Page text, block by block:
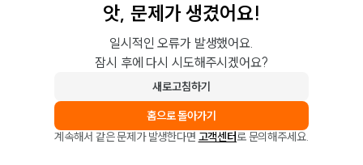
앗, 문제가 생겼어요!
일시적인 오류가 발생했어요.
잠시 후에 다시 시도해주시겠어요?
새로고침하기
홈으로 돌아가기
계속해서 같은 문제가 발생한다면 고객센터로 문의해주세요.